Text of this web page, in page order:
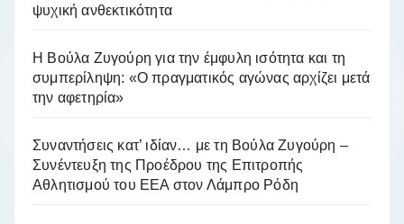
ψυχική ανθεκτικότητα
Η Βούλα Ζυγούρη για την έμφυλη ισότητα και τη
συμπερίληψη: «Ο πραγματικός αγώνας αρχίζει μετά
την αφετηρία»
Συναντήσεις κατ’ ιδίαν… με τη Βούλα Ζυγούρη –
Συνέντευξη της Προέδρου της Επιτροπής
Αθλητισμού του ΕΕΑ στον Λάμπρο Ρόδη